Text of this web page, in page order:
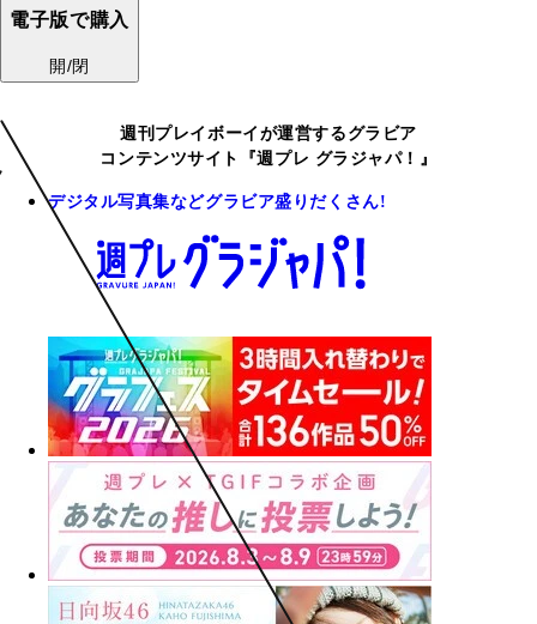
電子版で購入
開/閉
週刊プレイボーイが運営するグラビア
コンテンツサイト『週プレ グラジャパ！』
デジタル写真集などグラビア盛りだくさん!